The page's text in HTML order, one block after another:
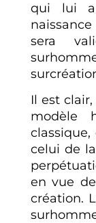
qui lui
sera
Il est
modèle
celui de
en vue
création.